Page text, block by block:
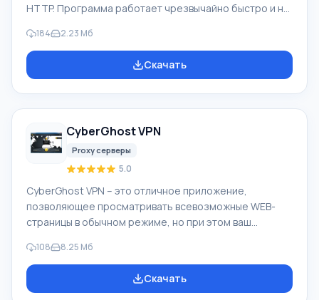
HTTP. Программа работает чрезвычайно быстро и на
тысяч IP-адресов в секунду. По завершению поиска,
пользователю предоставляется полный список
обнаруженных серверов для личного использования.
Proxy Scanner может быть полезным тем
184 2.23 Мб
Скачать
CyberGhost VPN
Proxy серверы
5.0
CyberGhost VPN – это отличное приложение,
позволяющее просматривать всевозможные WEB-
страницы в обычном режиме, но при этом ваш
трафик проходит через сервисы CyberGhost,
расположенные в Европе и США. Каждый раз, когда вы
заново соединяетесь с сетью, провайдер
108 8.25 Мб
Скачать